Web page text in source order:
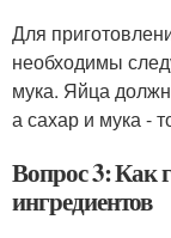
Для
необходимы
мука. Яйца
а сахар и мука -
Вопрос 3: Как
ингредиентов